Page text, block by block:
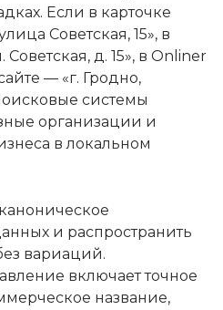
Если в карточке
Советская, 15», в
д. 15», в Onliner
— «г. Гродно,
системы
организации и
в локальном
и распространить
вариаций.
включает точное
название,